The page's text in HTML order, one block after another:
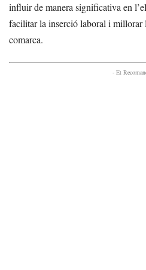
influir de manera significativa en
facilitar la inserció laboral i millorar
comarca.
- Et